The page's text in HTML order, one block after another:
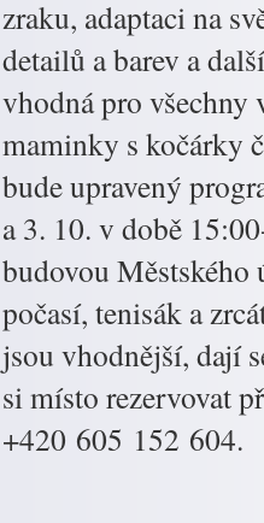
zraku, adaptaci na
detailů a barev a
vhodná pro všechny
maminky s kočárky
bude upravený
a 3. 10. v době
budovou Městského
počasí, tenisák a
jsou vhodnější, dají
si místo rezervovat
+420 605 152 604.